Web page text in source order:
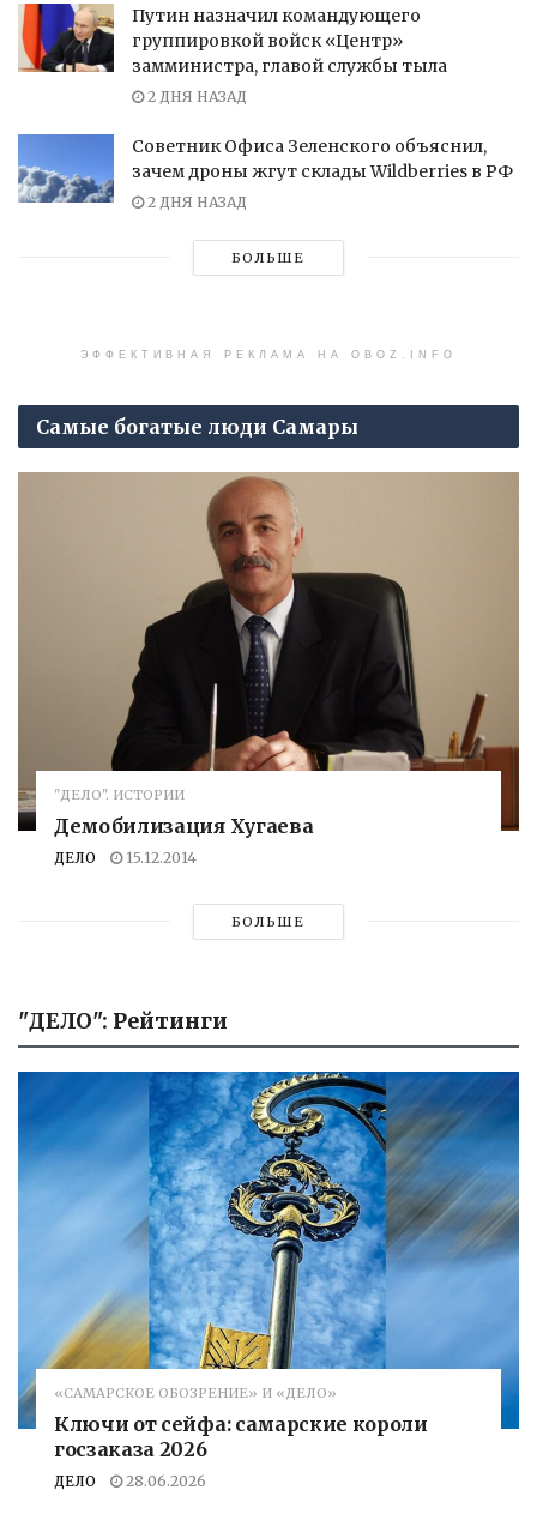
Путин назначил командующего
группировкой войск «Центр»
замминистра, главой службы тыла
2 ДНЯ НАЗАД
Советник Офиса Зеленского объяснил,
зачем дроны жгут склады Wildberries в РФ
2 ДНЯ НАЗАД
БОЛЬШЕ
ЭФФЕКТИВНАЯ РЕКЛАМА НА OBOZ.INFO
Самые богатые люди Самары
"ДЕЛО". ИСТОРИИ
Демобилизация Хугаева
ДЕЛО 15.12.2014
БОЛЬШЕ
"ДЕЛО": Рейтинги
«САМАРСКОЕ ОБОЗРЕНИЕ» И «ДЕЛО»
Ключи от сейфа: самарские короли
госзаказа 2026
ДЕЛО 28.06.2026